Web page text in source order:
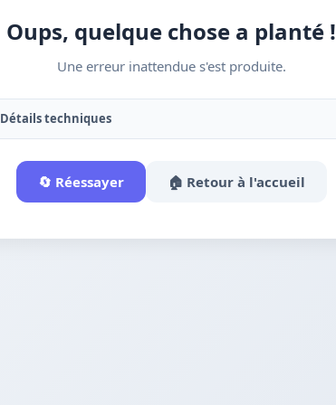
Oups, quelque chose a planté !
Une erreur inattendue s'est produite.
Détails techniques
🔄 Réessayer 🏠 Retour à l'accueil